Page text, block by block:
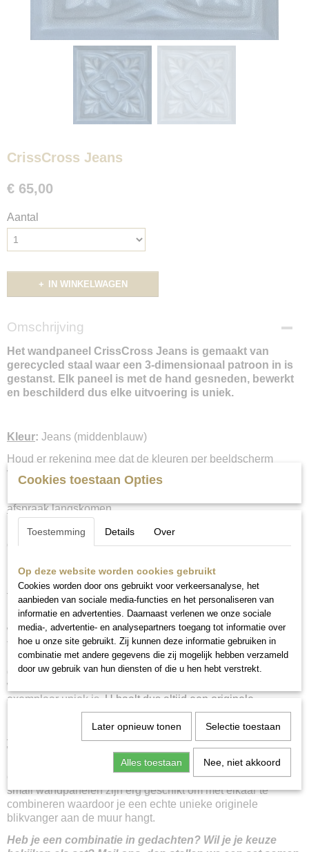
CrissCross Jeans
€ 65,00
Aantal
IN WINKELWAGEN
Omschrijving
Het wandpaneel CrissCross Jeans is gemaakt van
gerecycled staal waar een 3-dimensionaal patroon in is
gestanst. Elk paneel is met de hand gesneden, bewerkt
en beschilderd dus elke uitvoering is uniek.
Kleur: Jeans (middenblauw)
Houd er rekening mee dat de kleuren per beeldscherm
verschillen.
afspraaklangskomen.
Neem even contact met ons op voor meer informatie en/of
om een afspraak te maken.
Bewerking en beschildering :Het metalen paneel is
behandeld met een roestwerende primer waardoor de verf
mooi blijft en het paneel niet gaat roesten. Vervolgens
worden er diverse lagen verf aangebracht in verschillende
tinten. Alle soorten verf zijn watergedragen. Door het geheel
hierna met diverse technieken te bewerken komt het patroon
goed naar voren en ontstaat er een robuust maar ook sierlijk
wandpaneel. Ieder paneel is handgemaakt waardoor elk
exemplaar uniek is. U haalt dus altijd een originele
blikvanger in huis.
De kleurcombinaties van de panelen
worden zorgvuldig samengesteld. Doordat de panelen allen
handbeschilderd zijn krijgen ze stuk voor stuk een
exclusieve uitstraling. Er zijn er nooit twee hetzelfde. De
small wandpanelen zijn erg geschikt om met elkaar te
combineren waardoor je een echte unieke originele
blikvanger aan de muur hangt.
Heb je een combinatie in gedachten? Wil je je keuze
Cookies toestaan Opties
Toestemming Details Over
Op deze website worden cookies gebruikt
Cookies worden door ons gebruikt voor verkeersanalyse, het
aanbieden van sociale media-functies en het personaliseren van
informatie en advertenties. Daarnaast verlenen we onze sociale
media-, advertentie- en analysepartners toegang tot informatie over
hoe u onze site gebruikt. Zij kunnen deze informatie gebruiken in
combinatie met andere gegevens die zij mogelijk hebben verzameld
door uw gebruik van hun diensten of die u hen hebt verstrekt.
Later opnieuw tonen Selectie toestaan
Alles toestaan Nee, niet akkoord